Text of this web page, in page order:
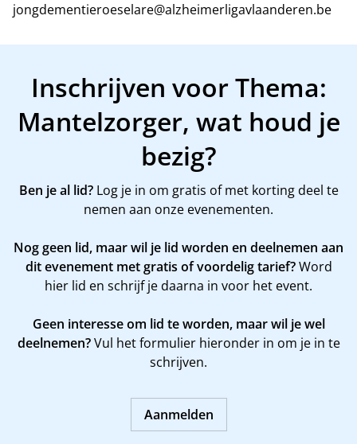
jongdementieroeselare@alzheimerligavlaanderen.be
Inschrijven voor Thema:
Mantelzorger, wat houd je
bezig?
Ben je al lid?Log je in om gratis of met korting deel te
nemen aan onze evenementen.
Nog geen lid, maar wil je lid worden en deelnemen aan
dit evenement met gratis of voordelig tarief?Word
hier lid en schrijf je daarna in voor het event.
Geen interesse om lid te worden, maar wil je wel
deelnemen?Vul het formulier hieronder in om je in te
schrijven.
Aanmelden